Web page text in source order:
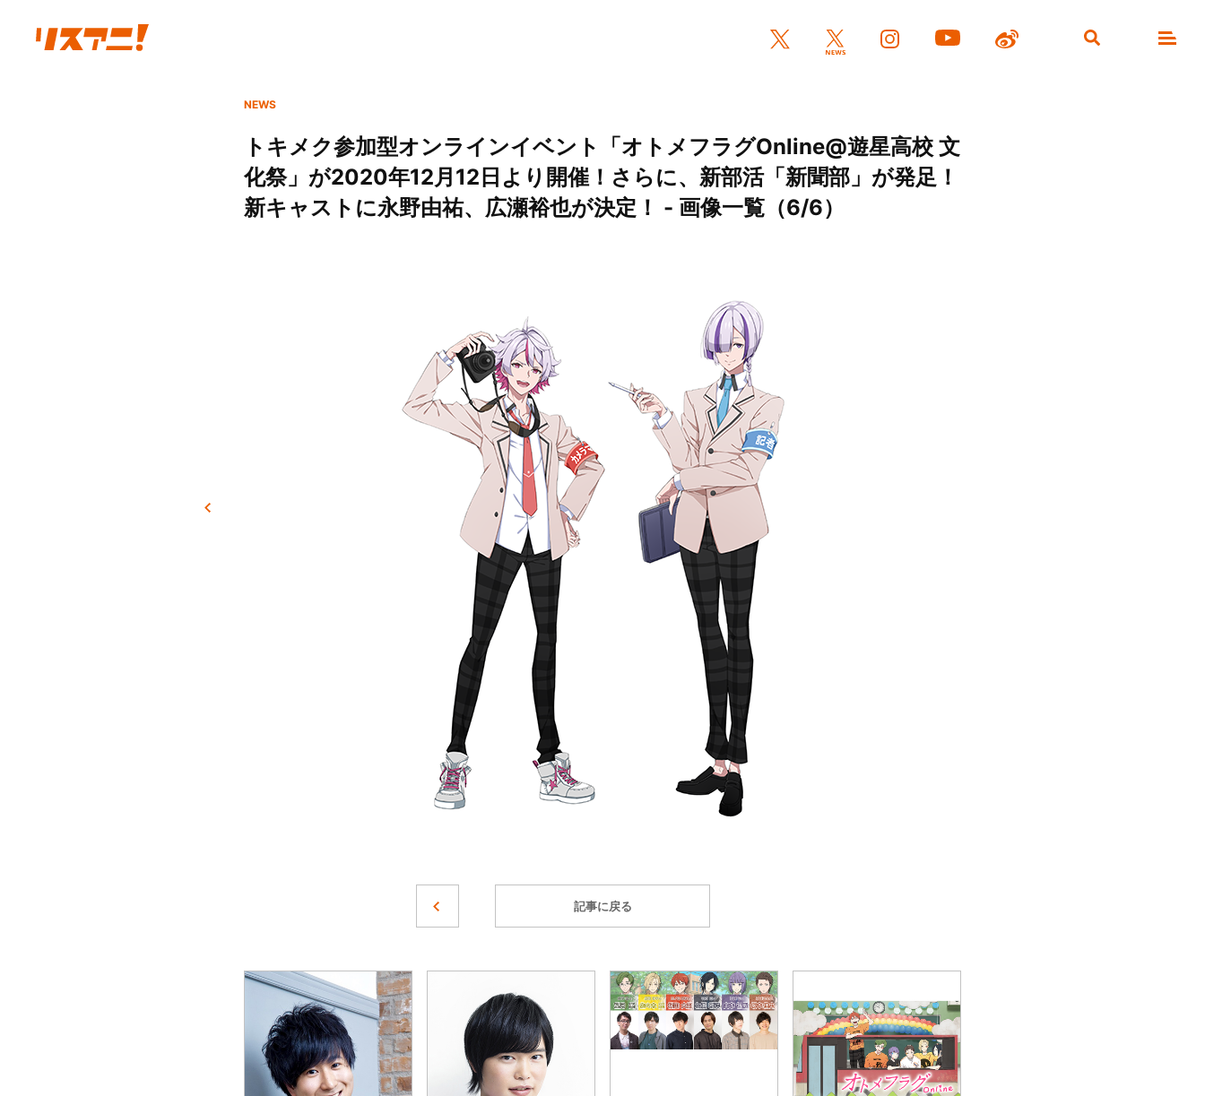
NEWS
トキメク参加型オンラインイベント「オトメフラグOnline@遊星高校 文
化祭」が2020年12月12日より開催！さらに、新部活「新聞部」が発足！
新キャストに永野由祐、広瀬裕也が決定！ - 画像一覧（6/6）
記事に戻る